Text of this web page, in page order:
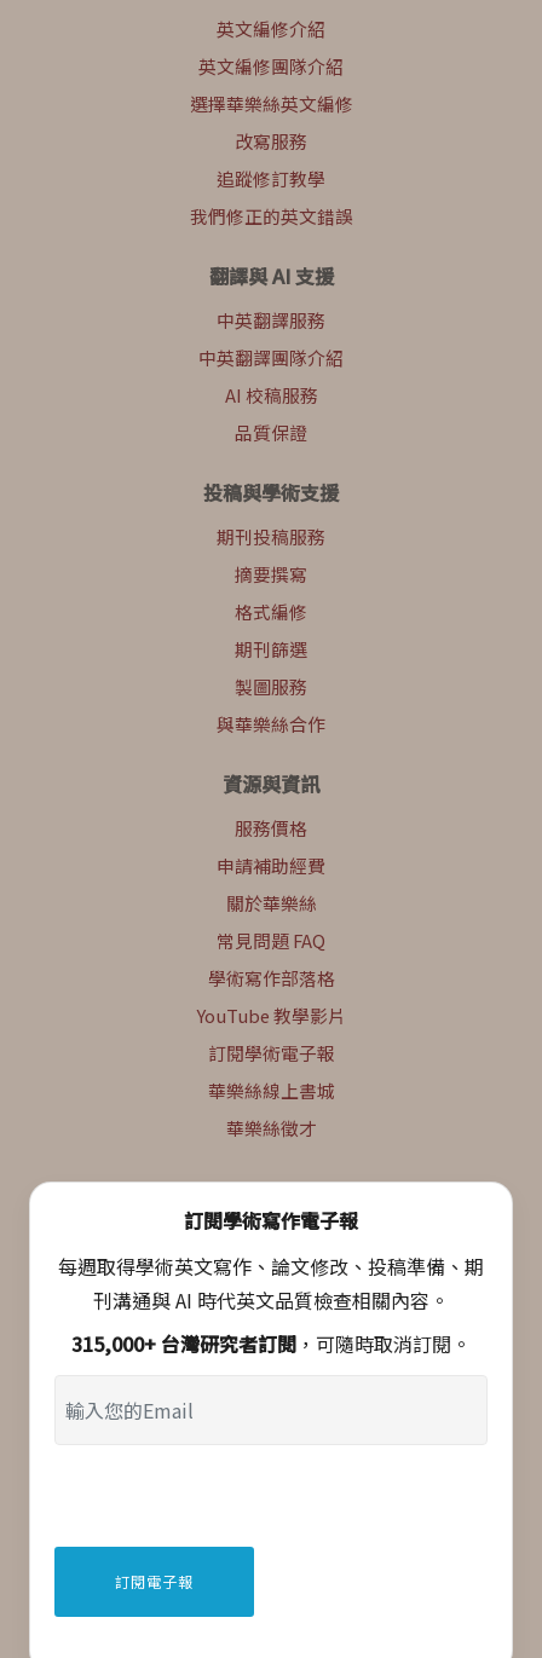
英文編修介紹
英文編修團隊介紹
選擇華樂絲英文編修
改寫服務
追蹤修訂教學
我們修正的英文錯誤
翻譯與 AI 支援
中英翻譯服務
中英翻譯團隊介紹
AI 校稿服務
品質保證
投稿與學術支援
期刊投稿服務
摘要撰寫
格式編修
期刊篩選
製圖服務
與華樂絲合作
資源與資訊
服務價格
申請補助經費
關於華樂絲
常見問題 FAQ
學術寫作部落格
YouTube 教學影片
訂閱學術電子報
華樂絲線上書城
華樂絲徵才
訂閱學術寫作電子報
每週取得學術英文寫作、論文修改、投稿準備、期
刊溝通與 AI 時代英文品質檢查相關內容。
315,000+ 台灣研究者訂閱 ，可隨時取消訂閱。